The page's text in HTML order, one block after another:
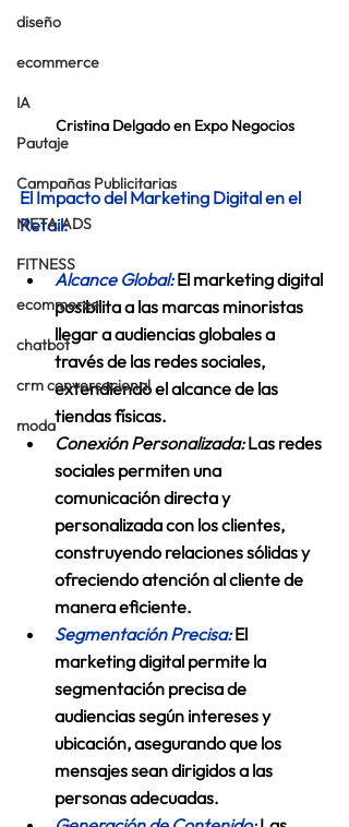
diseño
ecommerce
IA
Pautaje
Campañas Publicitarias
META ADS
FITNESS
ecommerce
chatbot
crm conversacional
moda
Cristina Delgado en Expo Negocios
El Impacto del Marketing Digital en el
Retail:
Alcance Global: El marketing digital
posibilita a las marcas minoristas
llegar a audiencias globales a
través de las redes sociales,
extendiendo el alcance de las
tiendas físicas.
Conexión Personalizada: Las redes
sociales permiten una
comunicación directa y
personalizada con los clientes,
construyendo relaciones sólidas y
ofreciendo atención al cliente de
manera eficiente.
Segmentación Precisa: El
marketing digital permite la
segmentación precisa de
audiencias según intereses y
ubicación, asegurando que los
mensajes sean dirigidos a las
personas adecuadas.